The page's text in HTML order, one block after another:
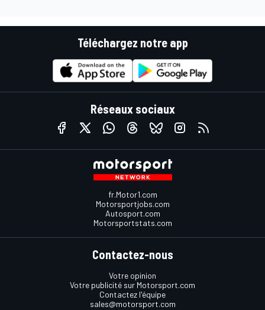
Téléchargez notre app
Réseaux sociaux
fr.Motor1.com
Motorsportjobs.com
Autosport.com
Motorsportstats.com
Contactez-nous
Votre opinion
Votre publicité sur Motorsport.com
Contactez l'équipe
sales@motorsport.com